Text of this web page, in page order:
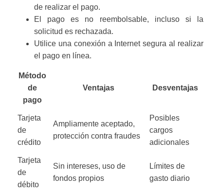
de realizar el pago.
El pago es no reembolsable, incluso si la
solicitud es rechazada.
Utilice una conexión a Internet segura al realizar
el pago en línea.
Método
de
pago
Ventajas Desventajas
Tarjeta
de
crédito
Ampliamente aceptado,
protección contra fraudes
Posibles
cargos
adicionales
Tarjeta
de
débito
Sin intereses, uso de
fondos propios
Límites de
gasto diario